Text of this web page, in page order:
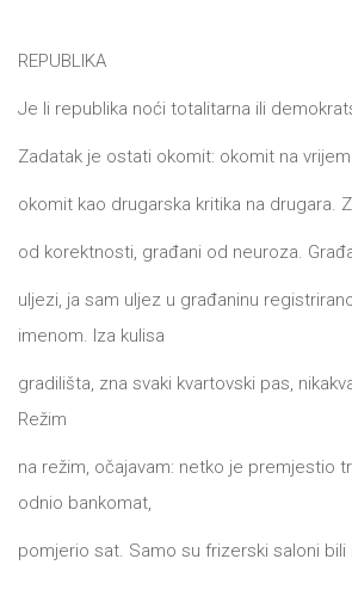
REPUBLIKA
Je li republika noći totalitarna ili
Zadatak je ostati okomit: okomit na
okomit kao drugarska kritika na drugara.
od korektnosti, građani od neuroza.
uljezi, ja sam uljez u građaninu
imenom. Iza kulisa
gradilišta, zna svaki kvartovski pas,
Režim
na režim, očajavam: netko je premjestio
odnio bankomat,
pomjerio sat. Samo su frizerski saloni bili